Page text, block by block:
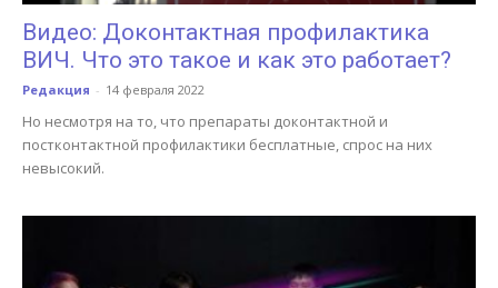
Видео: Доконтактная профилактика
ВИЧ. Что это такое и как это работает?
Редакция - 14 февраля 2022
Но несмотря на то, что препараты доконтактной и
постконтактной профилактики бесплатные, спрос на них
невысокий.